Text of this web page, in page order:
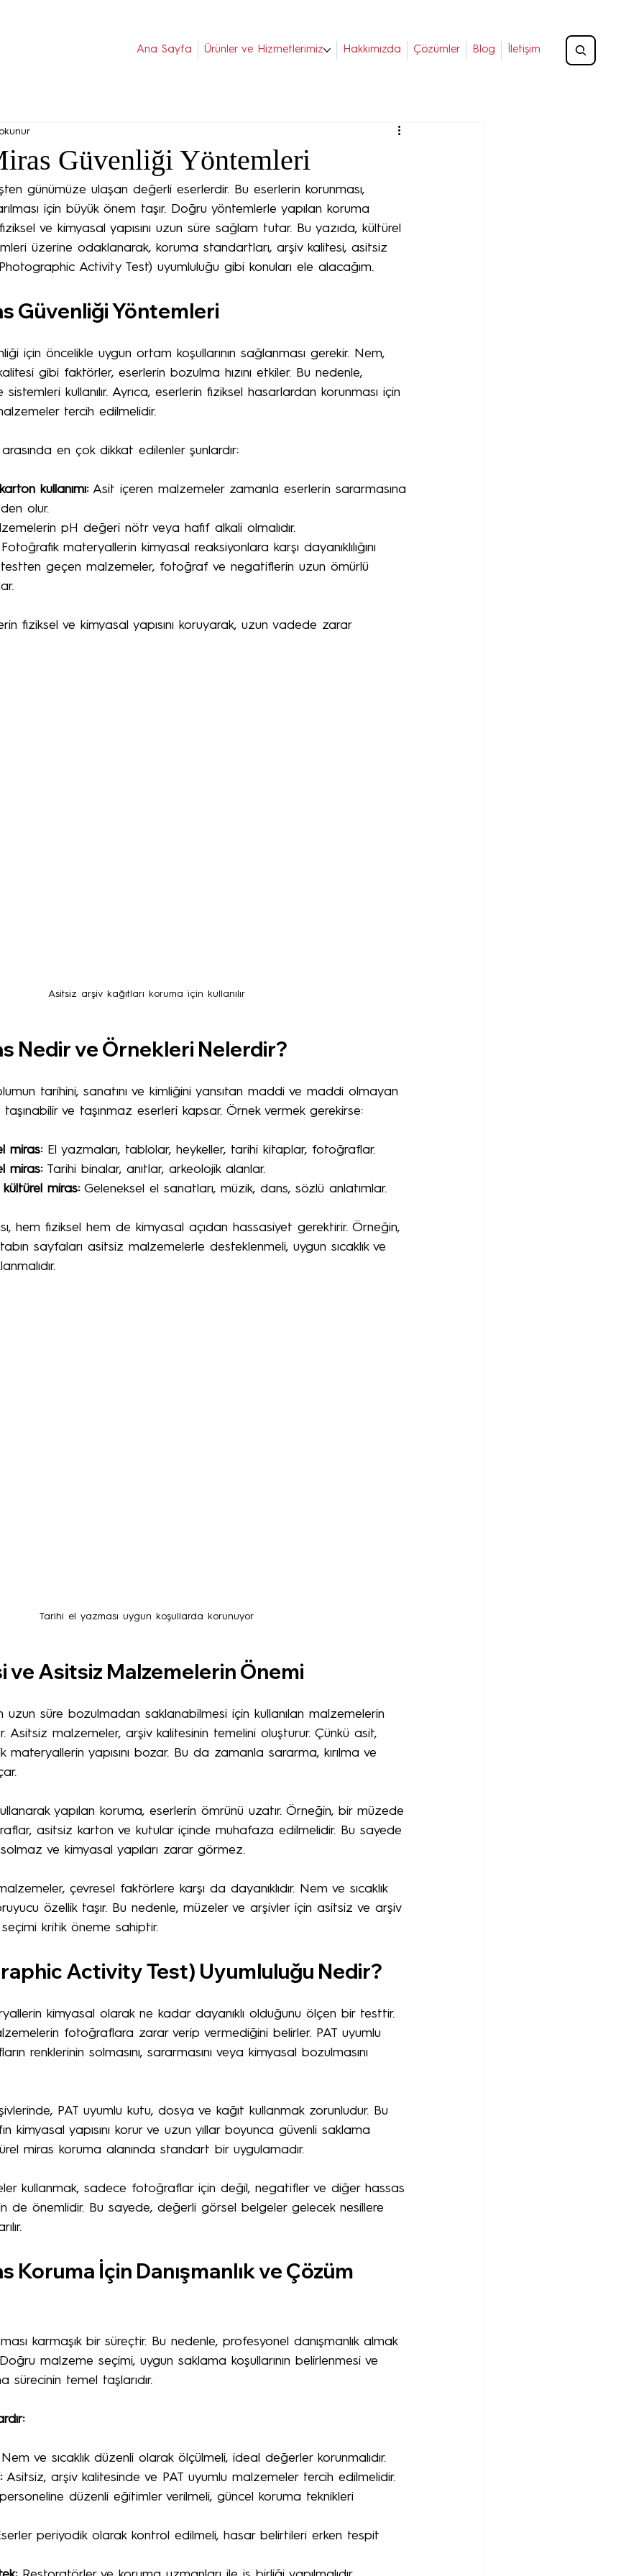
Ana Sayfa Ürünler ve Hizmetlerimiz Hakkımızda Çözümler Blog İletişim
Güvenliği Yöntemleri
günümüze ulaşan değerli eserlerdir. Bu eserlerin korunması,
için büyük önem taşır. Doğru yöntemlerle yapılan koruma
ve kimyasal yapısını uzun süre sağlam tutar. Bu yazıda, kültürel
üzerine odaklanarak, koruma standartları, arşiv kalitesi, asitsiz
Activity Test) uyumluluğu gibi konuları ele alacağım.
Güvenliği Yöntemleri
için öncelikle uygun ortam koşullarının sağlanması gerekir. Nem,
kalitesi gibi faktörler, eserlerin bozulma hızını etkiler. Bu nedenle,
sistemleri kullanılır. Ayrıca, eserlerin fiziksel hasarlardan korunması için
tercih edilmelidir.
arasında en çok dikkat edilenler şunlardır:
kullanımı: Asit içeren malzemeler zamanla eserlerin sararmasına
olur.
pH değeri nötr veya hafif alkali olmalıdır.
materyallerin kimyasal reaksiyonlara karşı dayanıklılığını
geçen malzemeler, fotoğraf ve negatiflerin uzun ömürlü
fiziksel ve kimyasal yapısını koruyarak, uzun vadede zarar
Asitsiz arşiv kağıtları koruma için kullanılır
Nedir ve Örnekleri Nelerdir?
tarihini, sanatını ve kimliğini yansıtan maddi ve maddi olmayan
ve taşınmaz eserleri kapsar. Örnek vermek gerekirse:
miras: El yazmaları, tablolar, heykeller, tarihi kitaplar, fotoğraflar.
miras: Tarihi binalar, anıtlar, arkeolojik alanlar.
miras: Geleneksel el sanatları, müzik, dans, sözlü anlatımlar.
hem fiziksel hem de kimyasal açıdan hassasiyet gerektirir. Örneğin,
sayfaları asitsiz malzemelerle desteklenmeli, uygun sıcaklık ve
Tarihi el yazması uygun koşullarda korunuyor
ve Asitsiz Malzemelerin Önemi
uzun süre bozulmadan saklanabilmesi için kullanılan malzemelerin
Asitsiz malzemeler, arşiv kalitesinin temelini oluşturur. Çünkü asit,
materyallerin yapısını bozar. Bu da zamanla sararma, kırılma ve
yapılan koruma, eserlerin ömrünü uzatır. Örneğin, bir müzede
asitsiz karton ve kutular içinde muhafaza edilmelidir. Bu sayede
ve kimyasal yapıları zarar görmez.
çevresel faktörlere karşı da dayanıklıdır. Nem ve sıcaklık
özellik taşır. Bu nedenle, müzeler ve arşivler için asitsiz ve arşiv
kritik öneme sahiptir.
Activity Test) Uyumluluğu Nedir?
kimyasal olarak ne kadar dayanıklı olduğunu ölçen bir testtir.
fotoğraflara zarar verip vermediğini belirler. PAT uyumlu
renklerinin solmasını, sararmasını veya kimyasal bozulmasını
PAT uyumlu kutu, dosya ve kağıt kullanmak zorunludur. Bu
kimyasal yapısını korur ve uzun yıllar boyunca güvenli saklama
miras koruma alanında standart bir uygulamadır.
kullanmak, sadece fotoğraflar için değil, negatifler ve diğer hassas
de önemlidir. Bu sayede, değerli görsel belgeler gelecek nesillere
Koruma İçin Danışmanlık ve Çözüm
karmaşık bir süreçtir. Bu nedenle, profesyonel danışmanlık almak
malzeme seçimi, uygun saklama koşullarının belirlenmesi ve
sürecinin temel taşlarıdır.
ve sıcaklık düzenli olarak ölçülmeli, ideal değerler korunmalıdır.
Asitsiz, arşiv kalitesinde ve PAT uyumlu malzemeler tercih edilmelidir.
düzenli eğitimler verilmeli, güncel koruma teknikleri
periyodik olarak kontrol edilmeli, hasar belirtileri erken tespit